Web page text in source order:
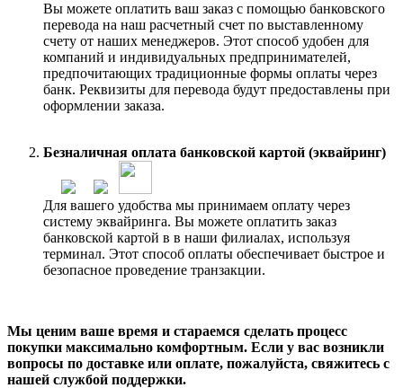
Вы можете оплатить ваш заказ с помощью банковского
перевода на наш расчетный счет по выставленному
счету от наших менеджеров. Этот способ удобен для
компаний и индивидуальных предпринимателей,
предпочитающих традиционные формы оплаты через
банк. Реквизиты для перевода будут предоставлены при
оформлении заказа.
Безналичная оплата банковской картой (эквайринг)
Для вашего удобства мы принимаем оплату через
систему эквайринга. Вы можете оплатить заказ
банковской картой в в наши филиалах, используя
терминал. Этот способ оплаты обеспечивает быстрое и
безопасное проведение транзакции.
Мы ценим ваше время и стараемся сделать процесс
покупки максимально комфортным. Если у вас возникли
вопросы по доставке или оплате, пожалуйста, свяжитесь с
нашей службой поддержки.